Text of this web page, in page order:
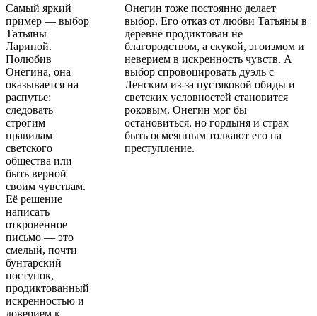
Самый яркий
пример — выбор
Татьяны
Лариной.
Полюбив
Онегина, она
оказывается на
распутье:
следовать
строгим
правилам
светского
общества или
быть верной
своим чувствам.
Её решение
написать
откровенное
письмо — это
смелый, почти
бунтарский
поступок,
продиктованный
искренностью и
доверием к
Онегин тоже постоянно делает
выбор. Его отказ от любви Татьяны в
деревне продиктован не
благородством, а скукой, эгоизмом и
неверием в искренность чувств. А
выбор спровоцировать дуэль с
Ленским из-за пустяковой обиды и
светских условностей становится
роковым. Онегин мог бы
остановиться, но гордыня и страх
быть осмеянным толкают его на
преступление.